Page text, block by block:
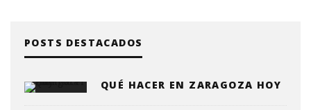
POSTS DESTACADOS
QUÉ HACER EN ZARAGOZA HOY